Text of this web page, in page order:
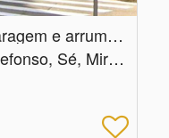
T3 Duplex com lugar de garagem e arrumo em Cedofeita, Porto
Porto, Porto, Cedofeita, Ildefonso, Sé, Miragaia, Nicolau, Vitória